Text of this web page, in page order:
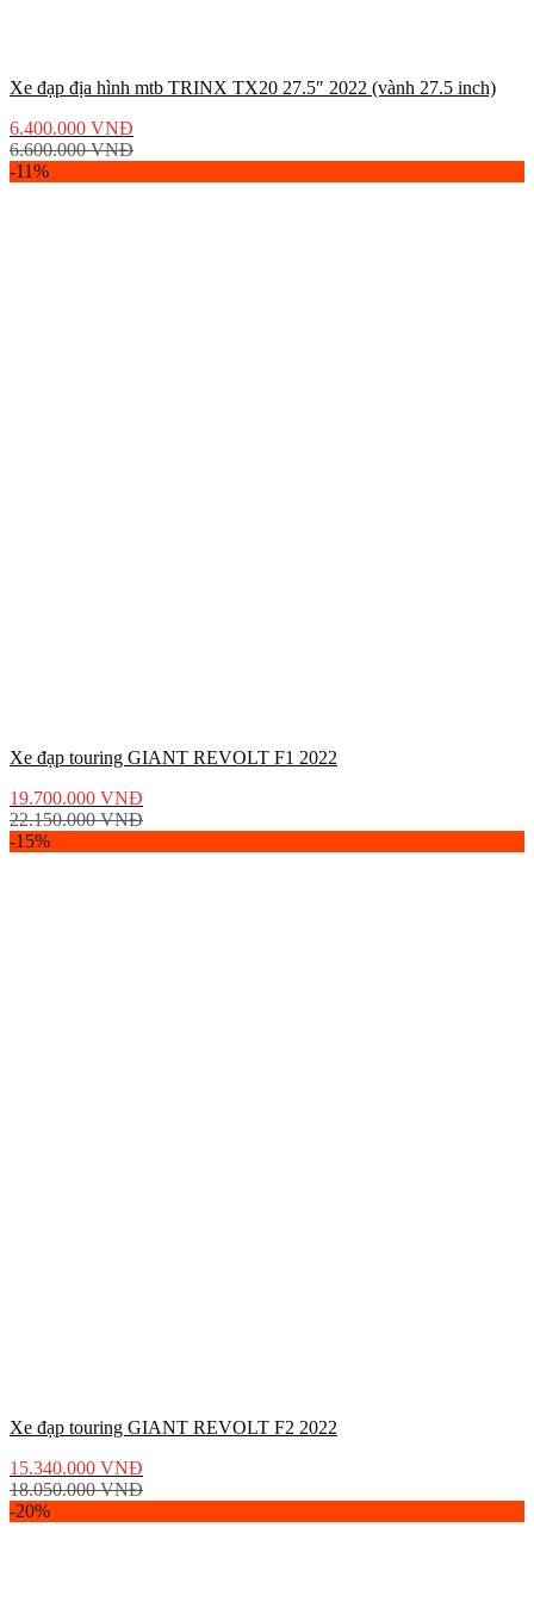
Xe đạp địa hình mtb TRINX TX20 27.5″ 2022 (vành 27.5 inch)
6.400.000 VNĐ
6.600.000VNĐ
-11%
Xe đạp touring GIANT REVOLT F1 2022
19.700.000 VNĐ
22.150.000VNĐ
-15%
Xe đạp touring GIANT REVOLT F2 2022
15.340.000 VNĐ
18.050.000VNĐ
-20%